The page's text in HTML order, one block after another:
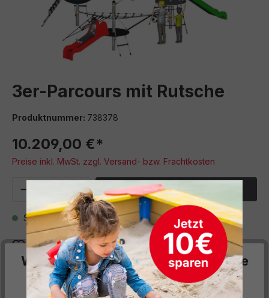
3er-Parcours mit Rutsche
Produktnummer: 738378
10.209,00 €*
Preise inkl. MwSt. zzgl. Versand- bzw. Frachtkosten
Produkt Anzahl: Gib den
In den Warenkorb
Sofort verfügbar, Lieferzeit: 6 Wochen
Zum Merkzettel hinzufügen
Beschreibung
Wir respektieren deine Privatsphäre
Diese Website verwendet Cookies, um Ihnen die